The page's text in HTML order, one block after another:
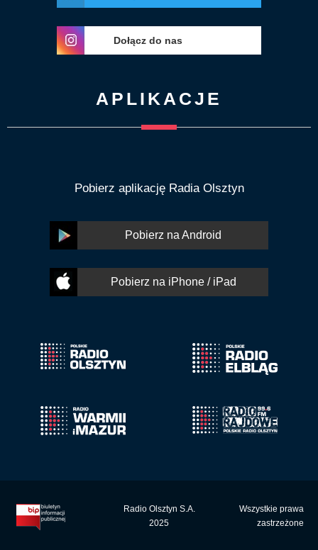
Dołącz do nas
APLIKACJE
Pobierz aplikację Radia Olsztyn
Pobierz na Android
Pobierz na iPhone / iPad
Radio Olsztyn S.A.
2025
Wszystkie prawa
zastrzeżone